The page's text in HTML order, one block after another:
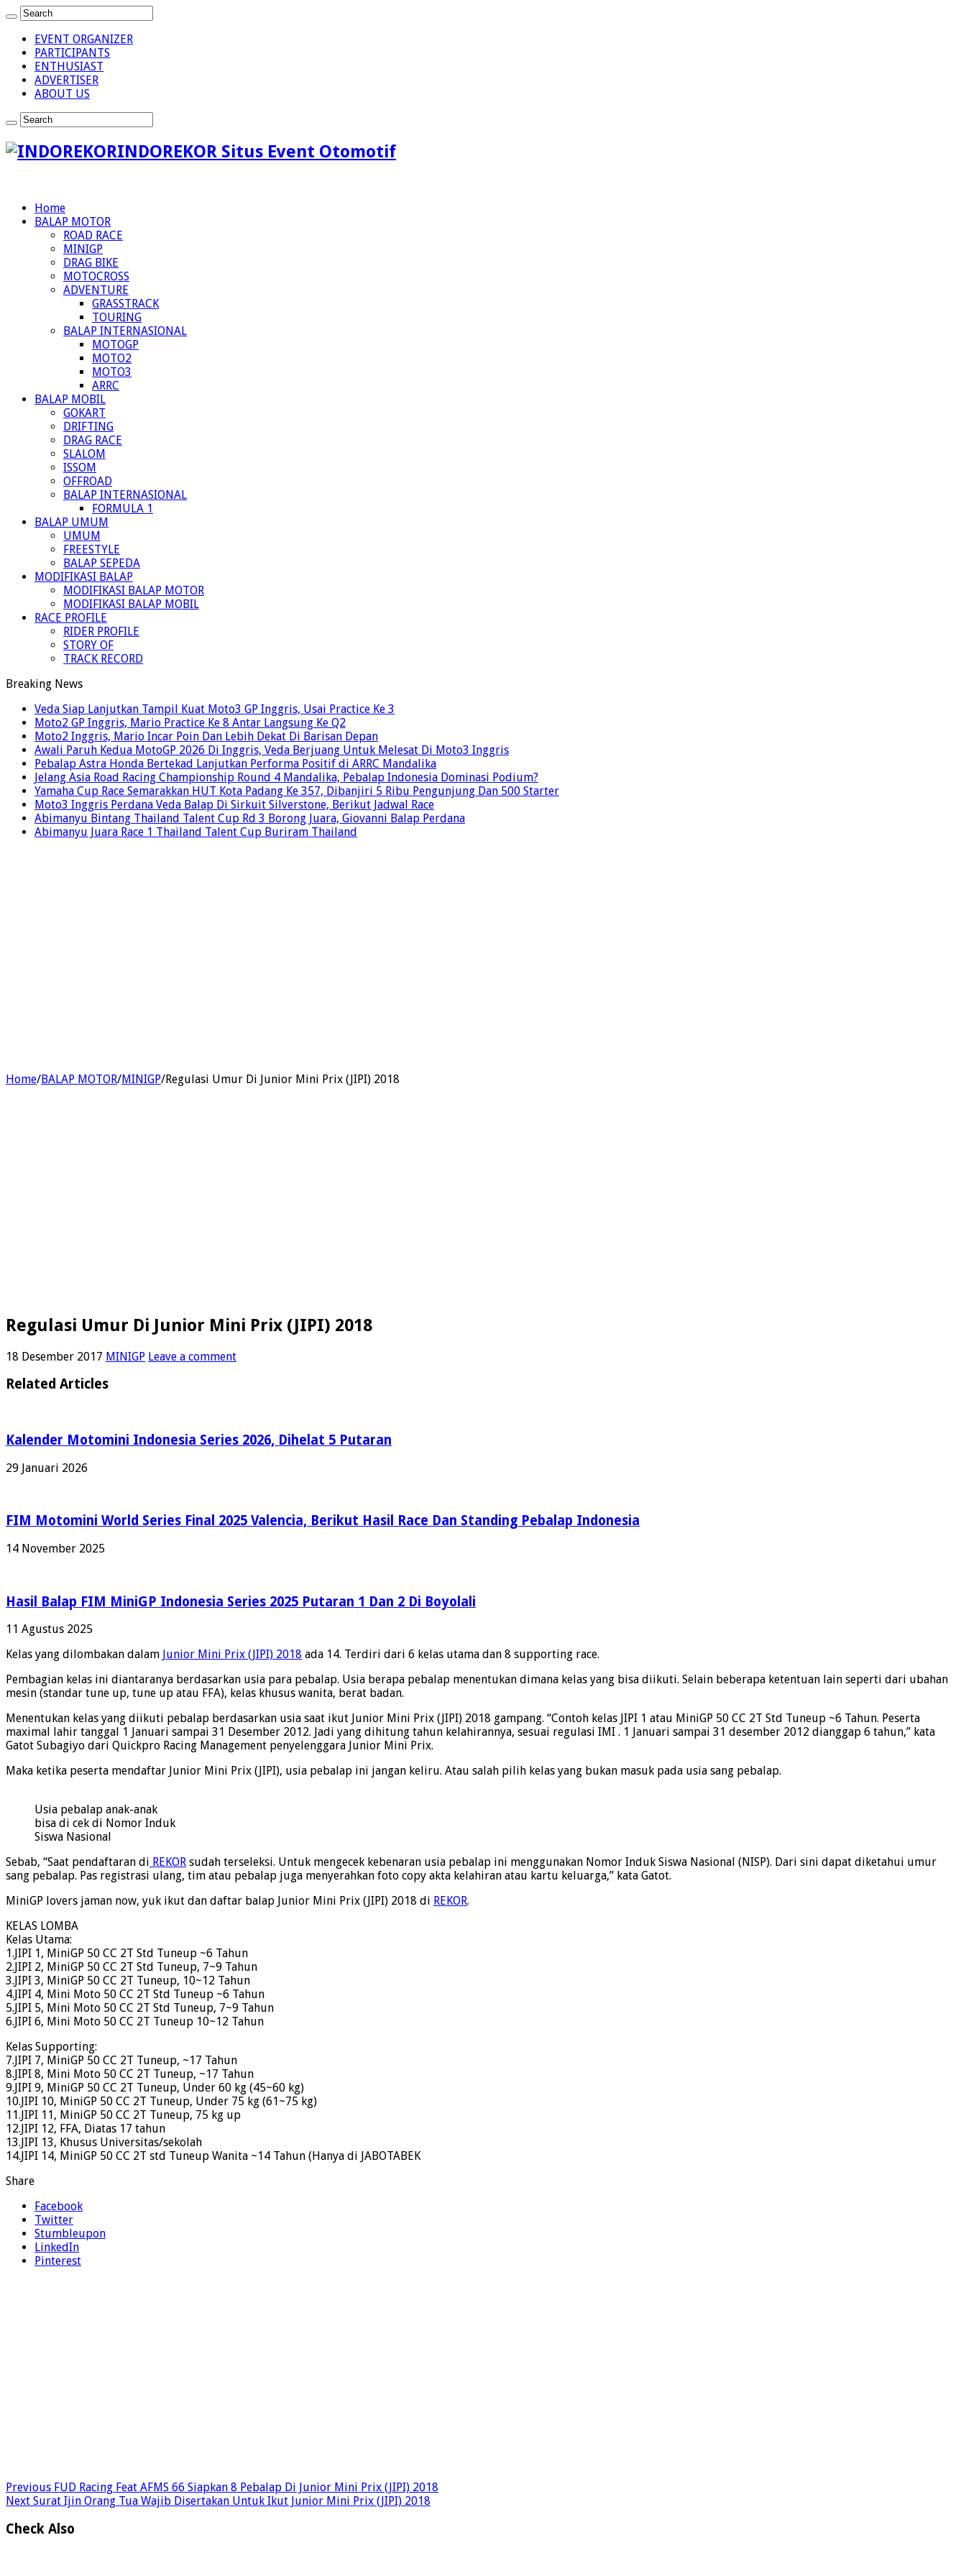
EVENT ORGANIZER
PARTICIPANTS
ENTHUSIAST
ADVERTISER
ABOUT US
INDOREKOR Situs Event Otomotif
Home
BALAP MOTOR
ROAD RACE
MINIGP
DRAG BIKE
MOTOCROSS
ADVENTURE
GRASSTRACK
TOURING
BALAP INTERNASIONAL
MOTOGP
MOTO2
MOTO3
ARRC
BALAP MOBIL
GOKART
DRIFTING
DRAG RACE
SLALOM
ISSOM
OFFROAD
BALAP INTERNASIONAL
FORMULA 1
BALAP UMUM
UMUM
FREESTYLE
BALAP SEPEDA
MODIFIKASI BALAP
MODIFIKASI BALAP MOTOR
MODIFIKASI BALAP MOBIL
RACE PROFILE
RIDER PROFILE
STORY OF
TRACK RECORD
Breaking News
Veda Siap Lanjutkan Tampil Kuat Moto3 GP Inggris, Usai Practice Ke 3
Moto2 GP Inggris, Mario Practice Ke 8 Antar Langsung Ke Q2
Moto2 Inggris, Mario Incar Poin Dan Lebih Dekat Di Barisan Depan
Awali Paruh Kedua MotoGP 2026 Di Inggris, Veda Berjuang Untuk Melesat Di Moto3 Inggris
Pebalap Astra Honda Bertekad Lanjutkan Performa Positif di ARRC Mandalika
Jelang Asia Road Racing Championship Round 4 Mandalika, Pebalap Indonesia Dominasi Podium?
Yamaha Cup Race Semarakkan HUT Kota Padang Ke 357, Dibanjiri 5 Ribu Pengunjung Dan 500 Starter
Moto3 Inggris Perdana Veda Balap Di Sirkuit Silverstone, Berikut Jadwal Race
Abimanyu Bintang Thailand Talent Cup Rd 3 Borong Juara, Giovanni Balap Perdana
Abimanyu Juara Race 1 Thailand Talent Cup Buriram Thailand
Home/BALAP MOTOR/MINIGP/Regulasi Umur Di Junior Mini Prix (JIPI) 2018
Regulasi Umur Di Junior Mini Prix (JIPI) 2018
18 Desember 2017 MINIGP Leave a comment
Related Articles
Kalender Motomini Indonesia Series 2026, Dihelat 5 Putaran
29 Januari 2026
FIM Motomini World Series Final 2025 Valencia, Berikut Hasil Race Dan Standing Pebalap Indonesia
14 November 2025
Hasil Balap FIM MiniGP Indonesia Series 2025 Putaran 1 Dan 2 Di Boyolali
11 Agustus 2025
Kelas yang dilombakan dalam Junior Mini Prix (JIPI) 2018 ada 14. Terdiri dari 6 kelas utama dan 8 supporting race.
Pembagian kelas ini diantaranya berdasarkan usia para pebalap. Usia berapa pebalap menentukan dimana kelas yang bisa diikuti. Selain beberapa ketentuan lain seperti dari ubahan
mesin (standar tune up, tune up atau FFA), kelas khusus wanita, berat badan.
Menentukan kelas yang diikuti pebalap berdasarkan usia saat ikut Junior Mini Prix (JIPI) 2018 gampang. “Contoh kelas JIPI 1 atau MiniGP 50 CC 2T Std Tuneup ~6 Tahun. Peserta
maximal lahir tanggal 1 Januari sampai 31 Desember 2012. Jadi yang dihitung tahun kelahirannya, sesuai regulasi IMI . 1 Januari sampai 31 desember 2012 dianggap 6 tahun,” kata
Gatot Subagiyo dari Quickpro Racing Management penyelenggara Junior Mini Prix.
Maka ketika peserta mendaftar Junior Mini Prix (JIPI), usia pebalap ini jangan keliru. Atau salah pilih kelas yang bukan masuk pada usia sang pebalap.
Usia pebalap anak-anak
bisa di cek di Nomor Induk
Siswa Nasional
Sebab, “Saat pendaftaran di REKOR sudah terseleksi. Untuk mengecek kebenaran usia pebalap ini menggunakan Nomor Induk Siswa Nasional (NISP). Dari sini dapat diketahui umur
sang pebalap. Pas registrasi ulang, tim atau pebalap juga menyerahkan foto copy akta kelahiran atau kartu keluarga,” kata Gatot.
MiniGP lovers jaman now, yuk ikut dan daftar balap Junior Mini Prix (JIPI) 2018 di REKOR.
KELAS LOMBA
Kelas Utama:
1.JIPI 1, MiniGP 50 CC 2T Std Tuneup ~6 Tahun
2.JIPI 2, MiniGP 50 CC 2T Std Tuneup, 7~9 Tahun
3.JIPI 3, MiniGP 50 CC 2T Tuneup, 10~12 Tahun
4.JIPI 4, Mini Moto 50 CC 2T Std Tuneup ~6 Tahun
5.JIPI 5, Mini Moto 50 CC 2T Std Tuneup, 7~9 Tahun
6.JIPI 6, Mini Moto 50 CC 2T Tuneup 10~12 Tahun
Kelas Supporting:
7.JIPI 7, MiniGP 50 CC 2T Tuneup, ~17 Tahun
8.JIPI 8, Mini Moto 50 CC 2T Tuneup, ~17 Tahun
9.JIPI 9, MiniGP 50 CC 2T Tuneup, Under 60 kg (45~60 kg)
10.JIPI 10, MiniGP 50 CC 2T Tuneup, Under 75 kg (61~75 kg)
11.JIPI 11, MiniGP 50 CC 2T Tuneup, 75 kg up
12.JIPI 12, FFA, Diatas 17 tahun
13.JIPI 13, Khusus Universitas/sekolah
14.JIPI 14, MiniGP 50 CC 2T std Tuneup Wanita ~14 Tahun (Hanya di JABOTABEK
Share
Facebook
Twitter
Stumbleupon
LinkedIn
Pinterest
Previous FUD Racing Feat AFMS 66 Siapkan 8 Pebalap Di Junior Mini Prix (JIPI) 2018
Next Surat Ijin Orang Tua Wajib Disertakan Untuk Ikut Junior Mini Prix (JIPI) 2018
Check Also